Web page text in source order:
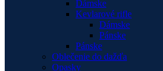
Dámske
Kevlarové rifle
Dámske
Pánske
Pánske
Oblečenie do dažďa
Opasky